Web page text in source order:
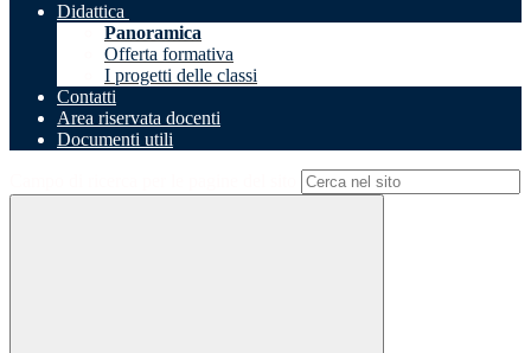
Didattica
Panoramica
Offerta formativa
I progetti delle classi
Contatti
Area riservata docenti
Documenti utili